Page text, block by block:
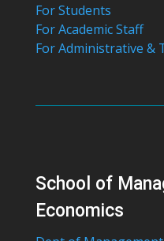
For Students
For Academic Staff
For Administrative &
School of
Economics